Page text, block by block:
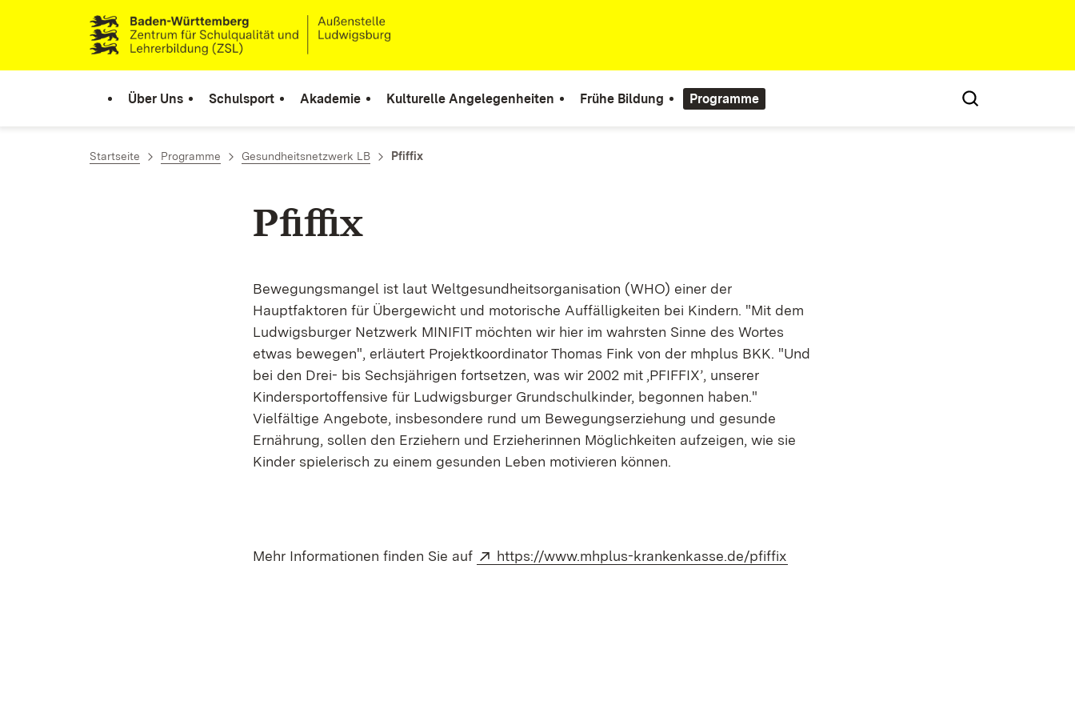
Zum Inhalt springen
Link zur Startseite
Über Uns Schulsport Akademie Kulturelle Angelegenheiten Frühe Bildung Programme
Startseite Programme Gesundheitsnetzwerk LB Pfiffix
Pfiffix
Bewegungsmangel ist laut Weltgesundheitsorganisation (WHO) einer der
Hauptfaktoren für Übergewicht und motorische Auffälligkeiten bei Kindern. "Mit dem
Ludwigsburger Netzwerk MINIFIT möchten wir hier im wahrsten Sinne des Wortes
etwas bewegen", erläutert Projektkoordinator Thomas Fink von der mhplus BKK. "Und
bei den Drei- bis Sechsjährigen fortsetzen, was wir 2002 mit ‚PFIFFIX’, unserer
Kindersportoffensive für Ludwigsburger Grundschulkinder, begonnen haben."
Vielfältige Angebote, insbesondere rund um Bewegungserziehung und gesunde
Ernährung, sollen den Erziehern und Erzieherinnen Möglichkeiten aufzeigen, wie sie
Kinder spielerisch zu einem gesunden Leben motivieren können.
Mehr Informationen finden Sie auf Extern:
https://www.mhplus-krankenkasse.de/pfiffix